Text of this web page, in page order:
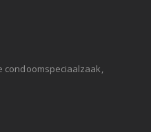
condoomspeciaalzaak,